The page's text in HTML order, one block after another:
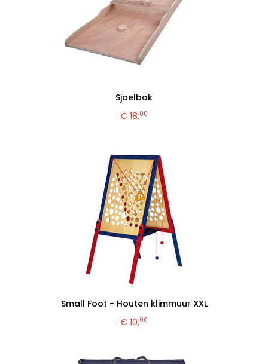
Sjoelbak
€ 18,00
Small Foot - Houten klimmuur XXL
€ 10,00